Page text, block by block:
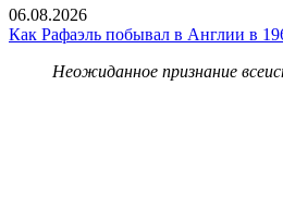
06.08.2026
Как Рафаэль побывал в Англии в
Неожиданное признание